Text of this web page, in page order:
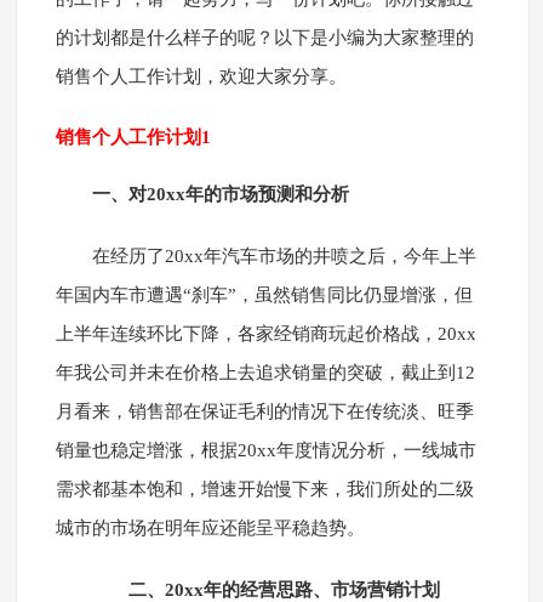
的计划都是什么样子的呢？以下是小编为大家整理的
销售个人工作计划，欢迎大家分享。
销售个人工作计划1
一、对20xx年的市场预测和分析
在经历了20xx年汽车市场的井喷之后，今年上半
年国内车市遭遇“刹车”，虽然销售同比仍显增涨，但
上半年连续环比下降，各家经销商玩起价格战，20xx
年我公司并未在价格上去追求销量的突破，截止到12
月看来，销售部在保证毛利的情况下在传统淡、旺季
销量也稳定增涨，根据20xx年度情况分析，一线城市
需求都基本饱和，增速开始慢下来，我们所处的二级
城市的市场在明年应还能呈平稳趋势。
二、20xx年的经营思路、市场营销计划